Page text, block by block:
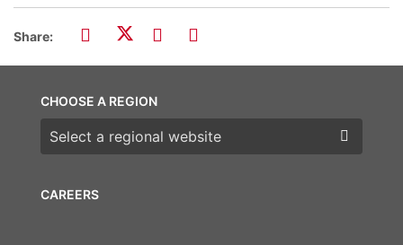
Share:
CAREERS
CHOOSE A REGION
Choose a region